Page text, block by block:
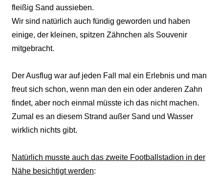
fleißig Sand aussieben.
Wir sind natürlich auch fündig geworden und haben
einige, der kleinen, spitzen Zähnchen als Souvenir
mitgebracht.
Der Ausflug war auf jeden Fall mal ein Erlebnis und man
freut sich schon, wenn man den ein oder anderen Zahn
findet, aber noch einmal müsste ich das nicht machen.
Zumal es an diesem Strand außer Sand und Wasser
wirklich nichts gibt.
Natürlich musste auch das zweite Footballstadion in der
Nähe besichtigt werden: